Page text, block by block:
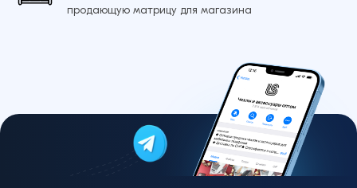
продающую матрицу для магазина